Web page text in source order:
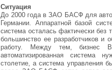
Ситуация
До 2000 года в ЗАО БАСФ для
Германии. Аппаратной базой
система осталась фактически без
большинство ее разработчиков
работу. Между тем, бизнес
автоматизированная система
столетие, а система управления